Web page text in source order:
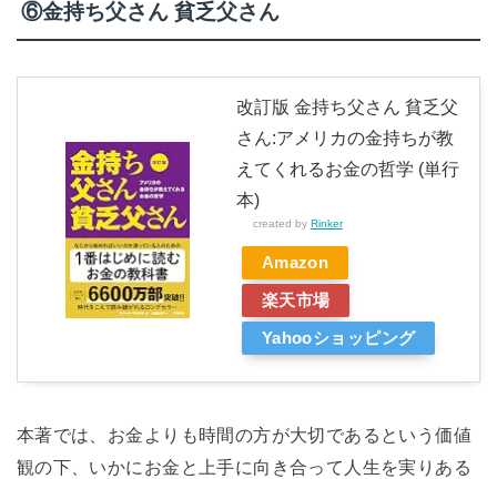
⑥金持ち父さん 貧乏父さん
改訂版 金持ち父さん 貧乏父
さん:アメリカの金持ちが教
えてくれるお金の哲学 (単行
本)
created by Rinker
Amazon
楽天市場
Yahooショッピング
本著では、お金よりも時間の方が大切であるという価値
観の下、いかにお金と上手に向き合って人生を実りある